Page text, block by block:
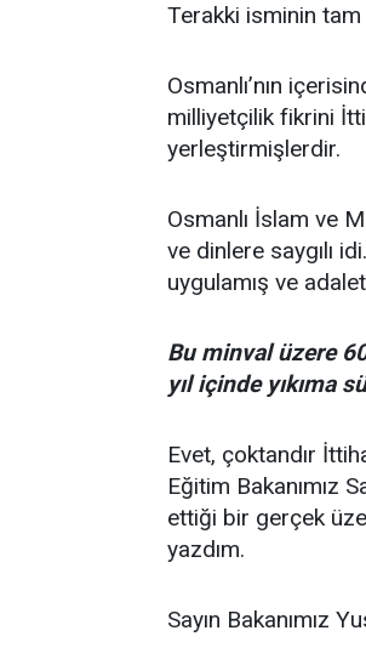
Terakki isminin
Osmanlı’nın
milliyetçilik fikrini
yerleştirmişlerdir.
Osmanlı İslam ve
ve dinlere saygılı
uygulamış ve
Bu minval üzere
yıl içinde yıkıma
Evet, çoktandır
Eğitim Bakanımız
ettiği bir gerçek
yazdım.
Sayın Bakanımız